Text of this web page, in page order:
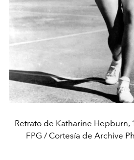
Retrato de Katharine Hepburn,
FPG / Cortesía de Archive